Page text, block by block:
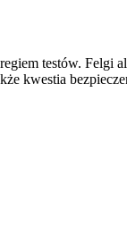
testów. Felgi
kwestia